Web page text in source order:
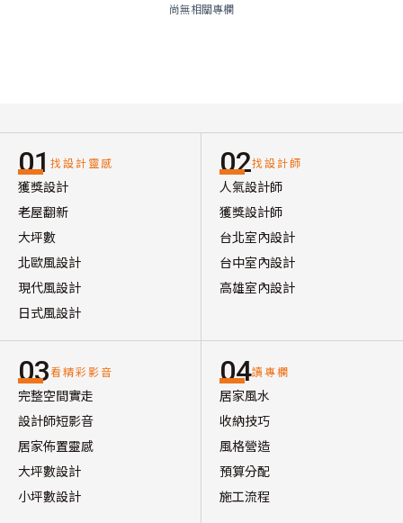
尚無相關專欄
01 找設計靈感
獲獎設計
老屋翻新
大坪數
北歐風設計
現代風設計
日式風設計
02找設計師
人氣設計師
獲獎設計師
台北室內設計
台中室內設計
高雄室內設計
03看精彩影音
完整空間實走
設計師短影音
居家佈置靈感
大坪數設計
小坪數設計
04讀專欄
居家風水
收納技巧
風格營造
預算分配
施工流程